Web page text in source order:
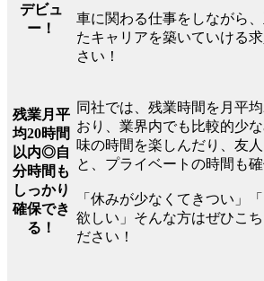
デビュ
ー！
車に関わる仕事をしながら
たキャリアを築いていける
さい！
残業月平
均20時間
以内◎自
分時間も
しっかり
確保でき
る！
同社では、残業時間を月平
おり、業界内でも比較的少
味の時間を楽しんだり、友
と、プライベートの時間も
「休みが少なくてきつい」
欲しい」そんな方はぜひこ
ださい！